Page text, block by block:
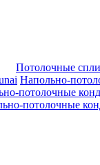
Потолочные
Напольно-
потолочные
потолочные